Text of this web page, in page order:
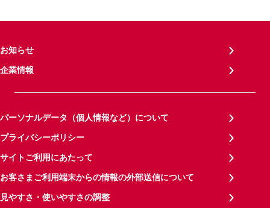
お知らせ
企業情報
パーソナルデータ（個人情報など）について
プライバシーポリシー
サイトご利用にあたって
お客さまご利用端末からの情報の外部送信について
見やすさ・使いやすさの調整